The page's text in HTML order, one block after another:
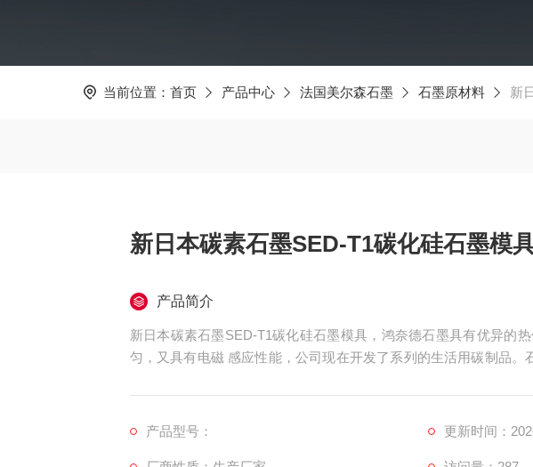
当前位置： 首页 产品中心 法国美尔森石墨 石墨原材料 新
新日本碳素石墨SED-T1碳化硅石墨模
产品简介
新日本碳素石墨SED-T1碳化硅石墨模具，鸿奈德石墨具有优异的
匀，又具有电磁 感应性能，公司现在开发了系列的生活用碳制品。
产品型号： 更新时间：